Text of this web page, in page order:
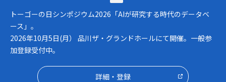
トーゴーの日シンポジウム2026「AIが研究する時代のデータベ
ース」。
2026年10月5日(月） 品川ザ・グランドホールにて開催。一般参
加登録受付中。
詳細・登録